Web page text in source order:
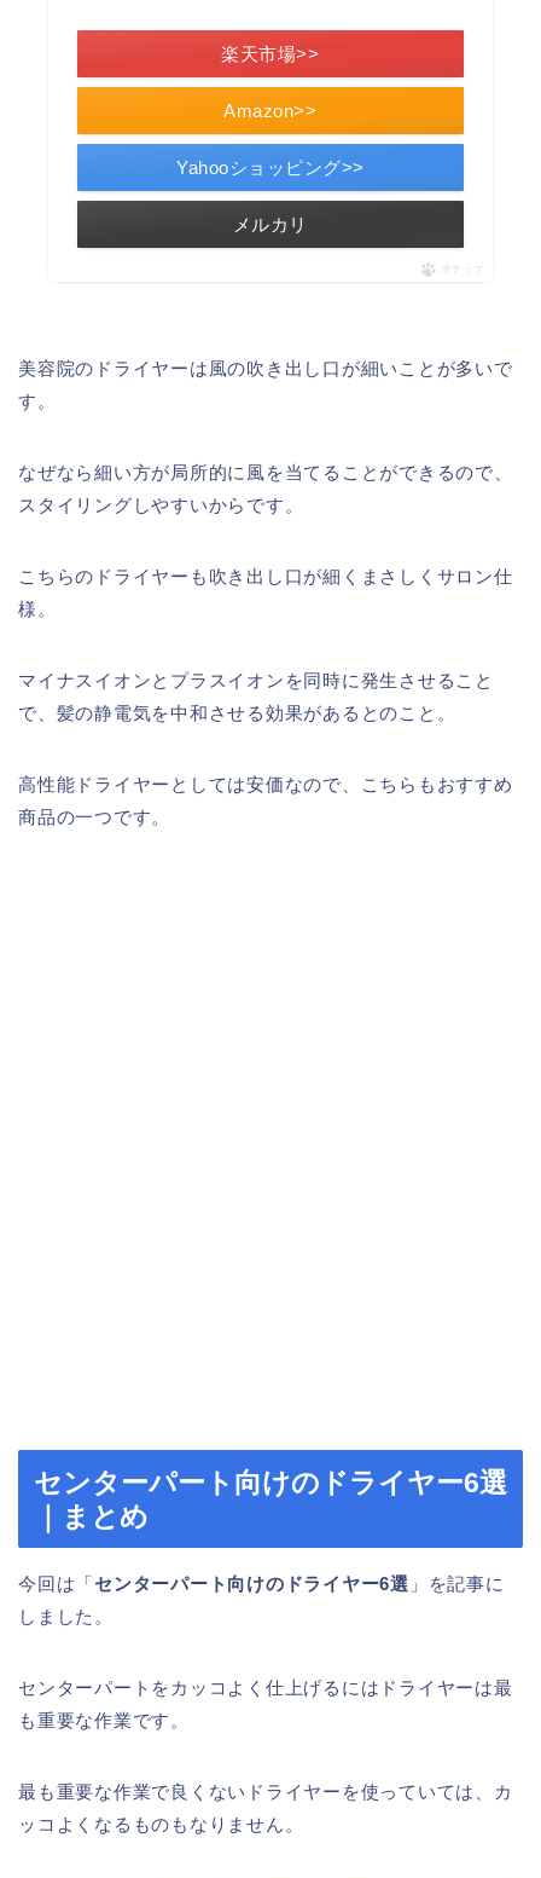
Amazon>>
楽天市場>>
Yahooショッピング>>
メルカリ
ポチップ
美容院のドライヤーは風の吹き出し口が細いことが多いで
す。
なぜなら細い方が局所的に風を当てることができるので、
スタイリングしやすいからです。
こちらのドライヤーも吹き出し口が細くまさしくサロン仕
様。
マイナスイオンとプラスイオンを同時に発生させること
で、髪の静電気を中和させる効果があるとのこと。
高性能ドライヤーとしては安価なので、こちらもおすすめ
商品の一つです。
センターパート向けのドライヤー6選
｜まとめ
今回は「センターパート向けのドライヤー6選 」を記事に
しました。
センターパートをカッコよく仕上げるにはドライヤーは最
も重要な作業です。
最も重要な作業で良くないドライヤーを使っていては、カ
ッコよくなるものもなりません。